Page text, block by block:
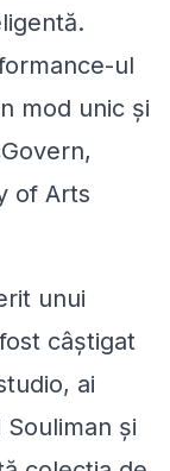
ul
mod unic și
of Arts
unui
câștigat
ai
și